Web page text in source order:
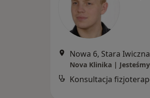
Nowa 6, Stara Iwiczna
Nova Klinika |
Konsultacja